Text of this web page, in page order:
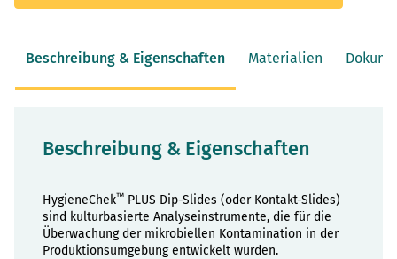
Beschreibung & Eigenschaften Materialien
Beschreibung & Eigenschaften
HygieneChek™ PLUS Dip-Slides (oder Kontakt-Slides)
sind kulturbasierte Analyseinstrumente, die für die
Überwachung der mikrobiellen Kontamination in der
Produktionsumgebung entwickelt wurden.